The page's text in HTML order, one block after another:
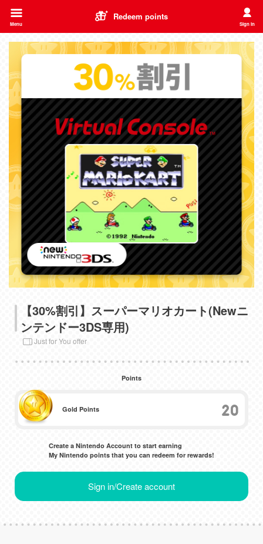
Redeem points
Menu Sign in
【30%割引】スーパーマリオカート(Newニ
ンテンドー3DS専用)
Just for You offer
Points
Gold Points 20
Create a Nintendo Account to start earning
My Nintendo points that you can redeem for rewards!
Sign in/Create account